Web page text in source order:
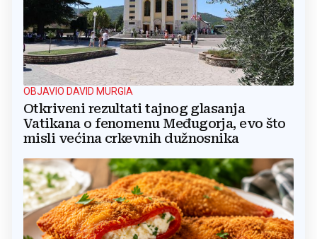
OBJAVIO DAVID MURGIA
Otkriveni rezultati tajnog glasanja
Vatikana o fenomenu Međugorja, evo što
misli većina crkevnih dužnosnika